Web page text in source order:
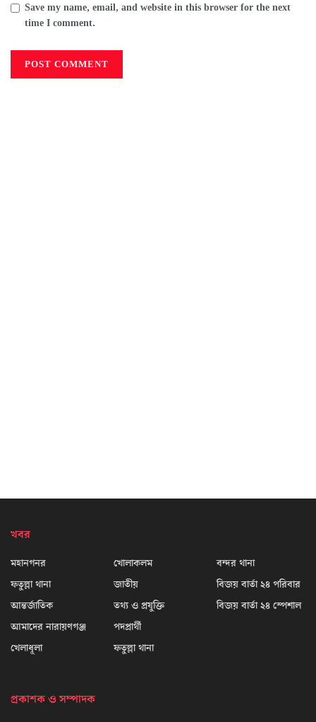
Save my name, email, and website in this browser for the next
time I comment.
খবর
মহানগনর
ফতুল্লা থানা
আন্তর্জাতিক
আমাদের নারায়ণগঞ্জ
খেলাধূলা
খোলাকলম
জাতীয়
তথ্য ও প্রযুক্তি
পদপ্রার্থী
ফতুল্লা থানা
বন্দর থানা
বিজয় বার্তা ২৪ পরিবার
বিজয় বার্তা ২৪ স্পেশাল
প্রকাশক ও সম্পাদক